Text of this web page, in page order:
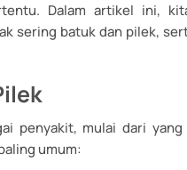
Dalam artikel ini,
sering batuk dan pilek,
penyakit, mulai dari
umum: